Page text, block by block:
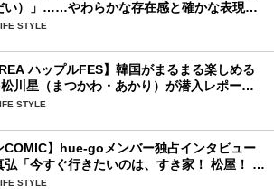
い）」……やわらかな存在感と確かな表現力
心をつかむ注目株
STYLE
ハップルFES】韓国がまるまる楽しめる
川星（まつかわ・あかり）が潜入レポート
STYLE
COMIC】hue-goメンバー独占インタビュー
「今すぐ行きたいのは、すき家！ 松屋！ ミ
STYLE